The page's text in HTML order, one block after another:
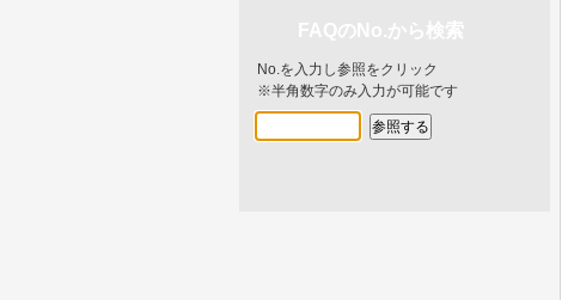
No.を入力し参照をクリック
※半角数字のみ入力が可能です